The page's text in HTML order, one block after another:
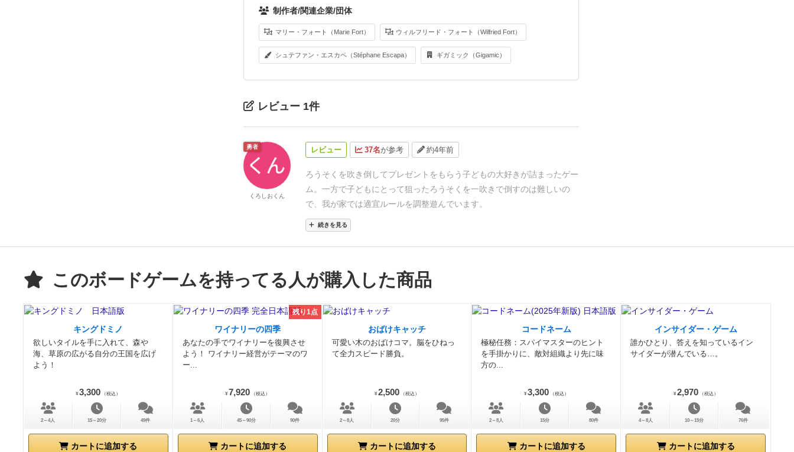
制作者/関連企業/団体
マリー・フォート（Marie Fort） ウィルフリード・フォート（Wilfried Fort）
シュテファン・エスカペ（Stéphane Escapa） ギガミック（Gigamic）
レビュー 1件
レビュー 37名が参考 約4年前
ろうそくを吹き倒してプレゼントをもらう子どもの大好きが詰まったゲー
ム。一方で子どもにとって狙ったろうそくを一吹きで倒すのは難しいの
で、我が家では適宜ルールを調整遊んでいます。
続きを見る
勇者
くろしおくん
このボードゲームを持ってる人が購入した商品
キングドミノ
欲しいタイルを手に入れて、森や
海、草原の広がる自分の王国を広げ
よう！
¥ 3,300 （税込）
2～4人 15～20分 49件
カートに追加する
残り1点
ワイナリーの四季
あなたの手でワイナリーを復興させ
よう！ ワイナリー経営がテーマのワ
ー...
¥ 7,920 （税込）
1～6人 45～90分 90件
カートに追加する
おばけキャッチ
可愛い木のおばけコマ。脳をひねっ
て全力スピード勝負。
¥ 2,500 （税込）
2～8人 20分 95件
カートに追加する
コードネーム
極秘任務：スパイマスターのヒント
を手掛かりに、敵対組織より先に味
方の...
¥ 3,300 （税込）
2～8人 15分 80件
カートに追加する
インサイダー・ゲーム
誰かひとり、答えを知っているイン
サイダーが潜んでいる…。
¥ 2,970 （税込）
4～8人 10～15分 76件
カートに追加する